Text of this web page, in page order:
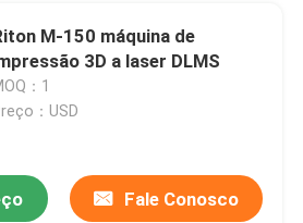
M-150 máquina de
3D a laser DLMS
：1
：USD
Fale Conosco